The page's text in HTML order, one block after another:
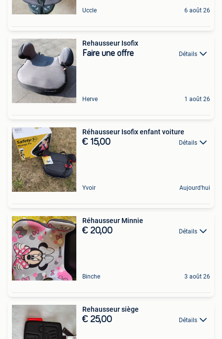
Uccle 6 août 26
Rehausseur Isofix
Faire une offre Détails
Herve 1 août 26
Réhausseur Isofix enfant voiture
€ 15,00 Détails
Yvoir Aujourd'hui
Réhausseur Minnie
€ 20,00 Détails
Binche 3 août 26
Rehausseur siège
€ 25,00 Détails